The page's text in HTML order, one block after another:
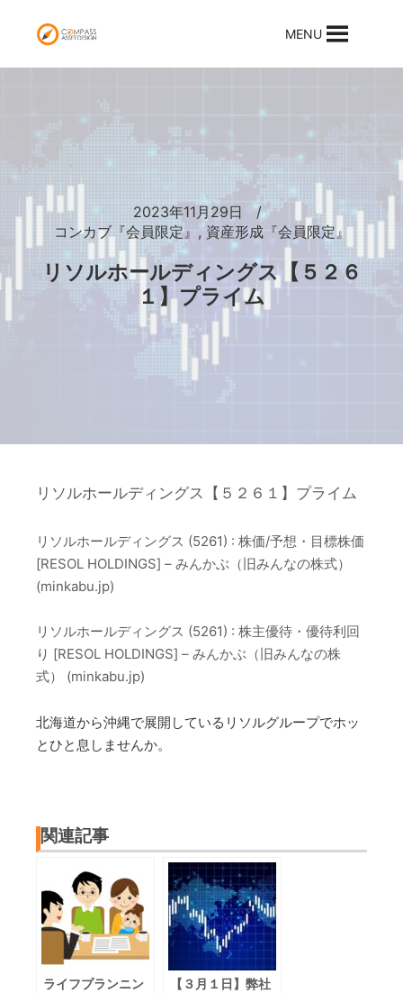
MENU
2023年11月29日
コンカブ『会員限定』 , 資産形成『会員限定』
リソルホールディングス【５２６
１】プライム
リソルホールディングス【５２６１】プライム
リソルホールディングス (5261) : 株価/予想・目標株価
[RESOL HOLDINGS] – みんかぶ（旧みんなの株式）
(minkabu.jp)
リソルホールディングス (5261) : 株主優待・優待利回
り [RESOL HOLDINGS] – みんかぶ（旧みんなの株
式） (minkabu.jp)
北海道から沖縄で展開しているリソルグループでホッ
とひと息しませんか。
関連記事
ライフプランニン
【３月１日】弊社